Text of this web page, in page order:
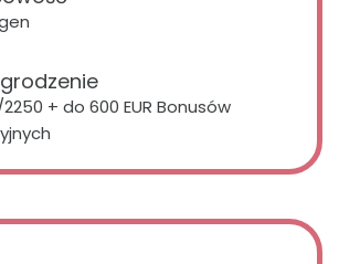
+ do 600 EUR Bonusów